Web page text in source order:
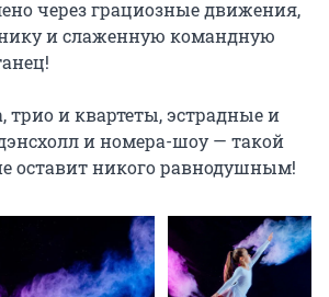
через грациозные движения,
и слаженную командную
трио и квартеты, эстрадные и
и номера-шоу — такой
оставит никого равнодушным!